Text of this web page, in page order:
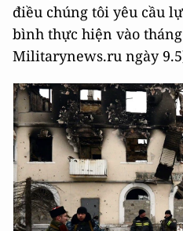
điều chúng tôi yêu cầu
bình thực hiện vào tháng
Militarynews.ru ngày